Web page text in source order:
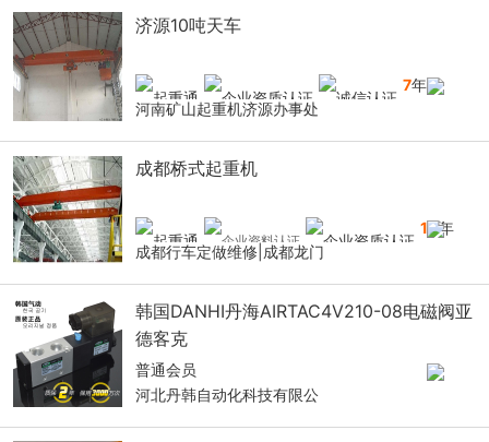
济源10吨天车
7年
河南矿山起重机济源办事处
成都桥式起重机
10年
成都行车定做维修|成都龙门
韩国DANHI丹海AIRTAC4V210-08电磁阀亚
德客克
普通会员
河北丹韩自动化科技有限公